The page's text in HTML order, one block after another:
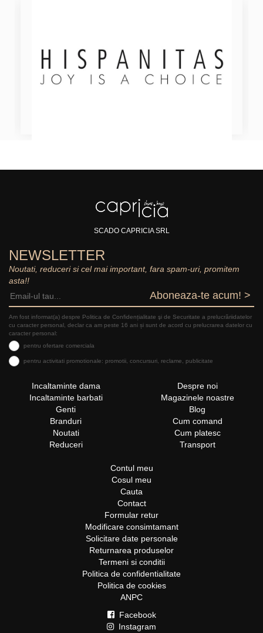
SCADO CAPRICIA SRL
NEWSLETTER
Noutati, reduceri si cel mai important, fara spam-uri, promitem
asta!!
Aboneaza-te acum! >
Am fost informat(a) despre Politica de Confidențialitate şi de Securitate a prelucrăriidatelor
cu caracter personal, declar ca am peste 16 ani și sunt de acord cu prelucrarea datelor cu
caracter personal:
pentru ofertare comerciala
pentru activitati promotionale: promotii, concursuri, reclame, publicitate
Incaltaminte dama
Incaltaminte barbati
Genti
Branduri
Noutati
Reduceri
Despre noi
Magazinele noastre
Blog
Cum comand
Cum platesc
Transport
Contul meu
Cosul meu
Cauta
Contact
Formular retur
Modificare consimtamant
Solicitare date personale
Returnarea produselor
Termeni si conditii
Politica de confidentialitate
Politica de cookies
ANPC
Facebook
Instagram